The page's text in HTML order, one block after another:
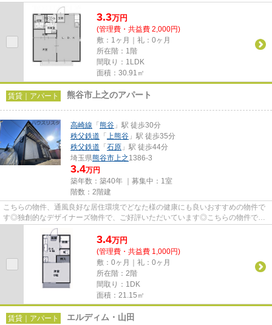
け早めに不動産情報を集めた...
3.3万円
(管理費・共益費 2,000円)
敷：1ヶ月｜礼：0ヶ月
所在階：1階
間取り：1LDK
面積：30.91㎡
賃貸｜アパート 熊谷市上之のアパート
高崎線 「 熊谷 」駅 徒歩30分
秩父鉄道 「 上熊谷 」駅 徒歩35分
秩父鉄道 「 石原 」駅 徒歩44分
埼玉県熊谷市上之 1386-3
3.4万円
築年数：築40年 ｜募集中： 1室
階数：2階建
こちらの物件、通風良好な居住環境でどなた様の健康にも良いおすすめの物件で
す◎独創的なデザイナーズ物件で、ご好評いただいています◎こちらの物件では
初期費用をカードでお支払いい...
3.4万円
(管理費・共益費 1,000円)
敷：0ヶ月｜礼：0ヶ月
所在階：2階
間取り：1DK
面積：21.15㎡
賃貸｜アパート エルディム・山田